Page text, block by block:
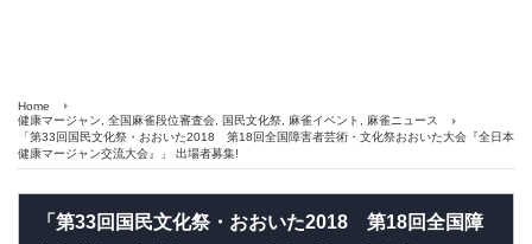
Home
健康マージャン
全国麻雀段位審査会 国民文化祭 麻雀イベント
麻雀ニュース
「第33回国民文化祭・おおいた2018 第18回全国障害者芸術・文化祭おおいた大会『全日本
健康マージャン交流大会』」 出場者募集!
「第33回国民文化祭・おおいた2018 第18回全国障